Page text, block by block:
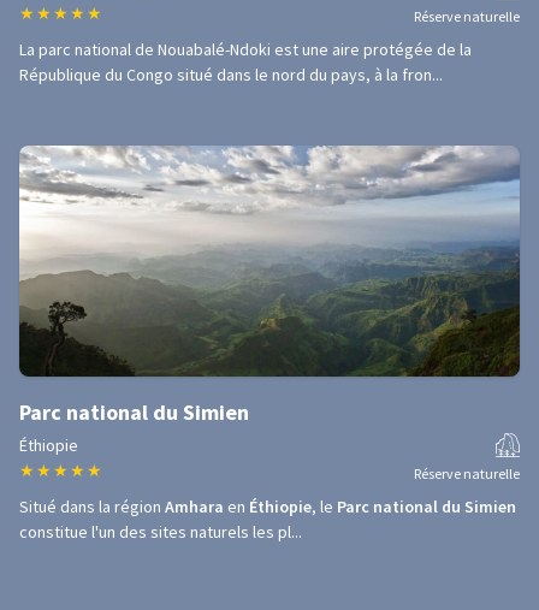
★ ★ ★ ★ ★ Réserve naturelle
La parc national de Nouabalé-Ndoki est une aire protégée de la
République du Congo situé dans le nord du pays, à la fron...
Parc national du Simien
Éthiopie
★ ★ ★ ★ ★ Réserve naturelle
Situé dans la région Amhara en Éthiopie, le Parc national du Simien
constitue l'un des sites naturels les pl...